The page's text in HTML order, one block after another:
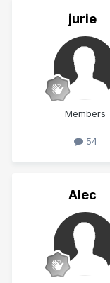
jurie
Members
54
Alec